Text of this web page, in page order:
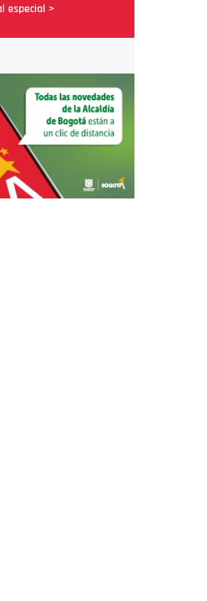
especial >